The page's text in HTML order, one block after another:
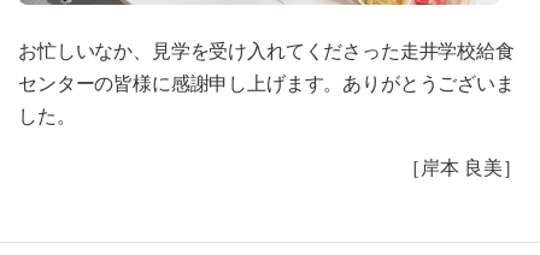
お忙しいなか、見学を受け入れてくださった走井学校給食
センターの皆様に感謝申し上げます。ありがとうございま
した。
［岸本 良美］